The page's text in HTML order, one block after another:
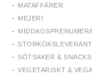
MATAFFÄRER
MEJERI
SÖTSAKER & SNACKS
VEGETARISKT &